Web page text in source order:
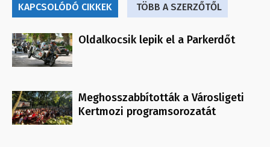
KAPCSOLÓDÓ CIKKEK TÖBB A SZERZŐTŐL
Oldalkocsik lepik el a Parkerdőt
Meghosszabbították a Városligeti
Kertmozi programsorozatát